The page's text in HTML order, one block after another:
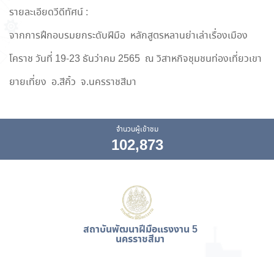
รายละเอียดวีดีทัศน์ :
จากการฝึกอบรมยกระดับฝีมือ หลักสูตรหลานย่าเล่าเรื่องเมือง
โคราช วันที่ 19-23 ธันว่าคม 2565 ณ วิสาหกิจชุมชนท่องเที่ยวเขา
ยายเที่ยง อ.สีคิ้ว จ.นครราชสีมา
จำนวนผู้เข้าชม
102,873
สถาบันพัฒนาฝีมือแรงงาน 5
นครราชสีมา